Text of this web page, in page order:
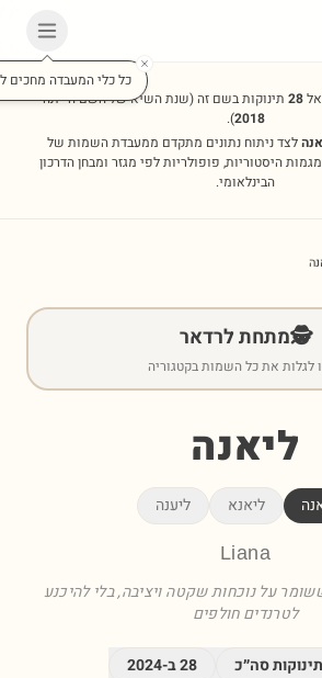
כל כלי המעבדה מחכים
28 תינוקות בשם זה(שנת השיא של השם הייתה
2018
).
לצד ניתוח נתונים מתקדם ממעבדת השמות של
היסטוריות, פופולריות לפי מגזר ומבחן הדרכון
הבינלאומי.
🕵️מתחת לרדאר
לגלות את כל השמות בקטגוריה
ליאנה
ליאנא ליענה
Liana
על נוכחות שקטה ויציבה, בלי להיכנע
לטרנדים חולפים
תינוקות סה״כ 28ב-2024